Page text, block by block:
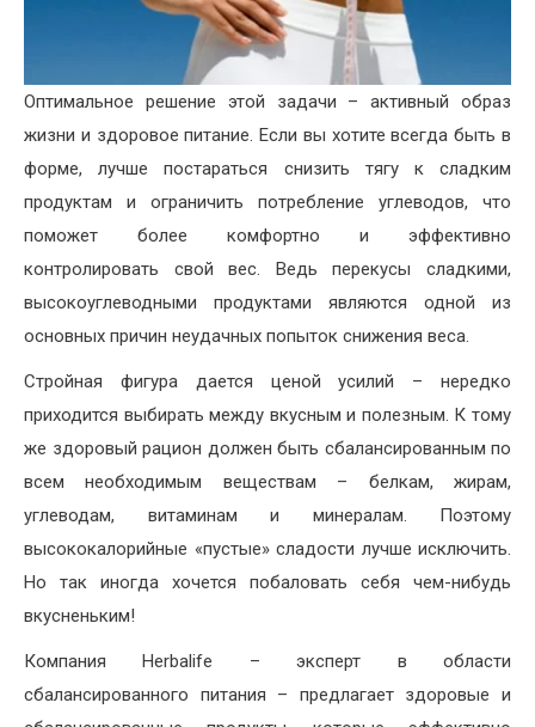
Оптимальное решение этой задачи – активный образ
жизни и здоровое питание. Если вы хотите всегда быть в
форме, лучше постараться снизить тягу к сладким
продуктам и ограничить потребление углеводов, что
поможет более комфортно и эффективно
контролировать свой вес. Ведь перекусы сладкими,
высокоуглеводными продуктами являются одной из
основных причин неудачных попыток снижения веса.
Стройная фигура дается ценой усилий – нередко
приходится выбирать между вкусным и полезным. К тому
же здоровый рацион должен быть сбалансированным по
всем необходимым веществам – белкам, жирам,
углеводам, витаминам и минералам. Поэтому
высококалорийные «пустые» сладости лучше исключить.
Но так иногда хочется побаловать себя чем-нибудь
вкусненьким!
Компания Herbalife – эксперт в области
сбалансированного питания – предлагает здоровые и